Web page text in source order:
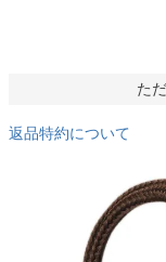
た
返品特約について